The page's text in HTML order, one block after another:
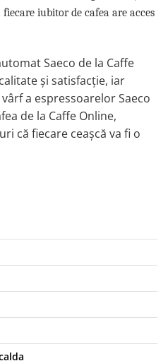
iubitor de cafea are acces
Saeco de la Caffe
și satisfacție, iar
a espressoarelor Saeco
de la Caffe Online,
că fiecare ceașcă va fi o